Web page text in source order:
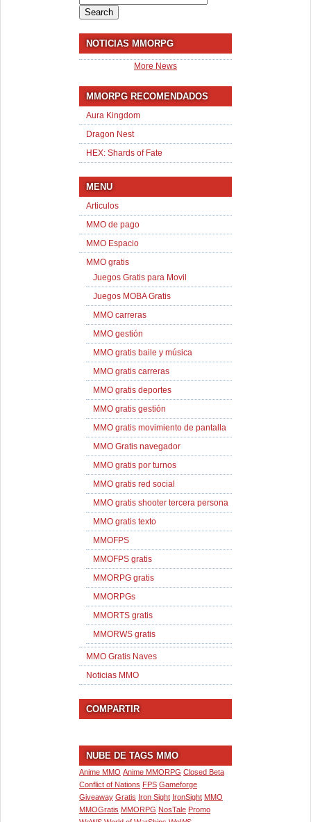
for:
NOTICIAS MMORPG
More News
MMORPG RECOMENDADOS
Aura Kingdom
Dragon Nest
HEX: Shards of Fate
MENU
Articulos
MMO de pago
MMO Espacio
MMO gratis
Juegos Gratis para Movil
Juegos MOBA Gratis
MMO carreras
MMO gestión
MMO gratis baile y música
MMO gratis carreras
MMO gratis deportes
MMO gratis gestión
MMO gratis movimiento de pantalla
MMO Gratis navegador
MMO gratis por turnos
MMO gratis red social
MMO gratis shooter tercera persona
MMO gratis texto
MMOFPS
MMOFPS gratis
MMORPG gratis
MMORPGs
MMORTS gratis
MMORWS gratis
MMO Gratis Naves
Noticias MMO
COMPARTIR
NUBE DE TAGS MMO
Anime MMO Anime MMORPG Closed Beta
Conflict of Nations FPS Gameforge
Giveaway Gratis Iron Sight IronSight MMO
MMOGratis MMORPG NosTale Promo